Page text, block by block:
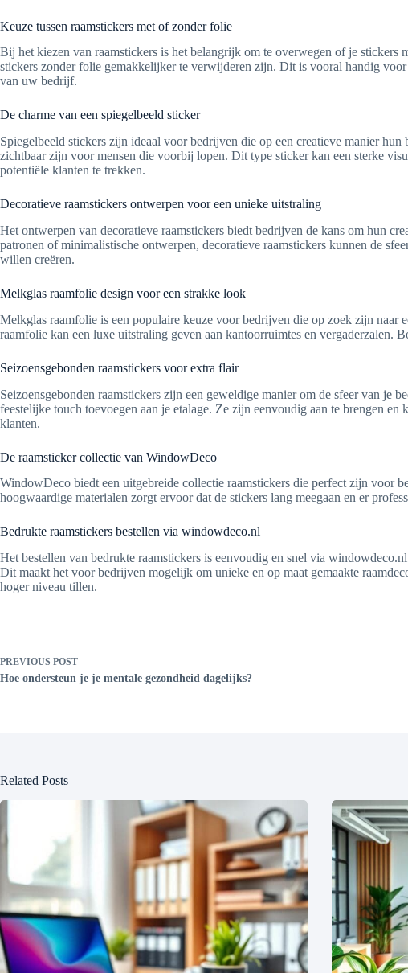
Keuze tussen raamstickers met of zonder folie
Bij het kiezen van raamstickers is het belangrijk om te overwegen of je
stickers zonder folie gemakkelijker te verwijderen zijn. Dit is vooral handig
van uw bedrijf.
De charme van een spiegelbeeld sticker
Spiegelbeeld stickers zijn ideaal voor bedrijven die op een creatieve manier
zichtbaar zijn voor mensen die voorbij lopen. Dit type sticker kan een sterke
potentiële klanten te trekken.
Decoratieve raamstickers ontwerpen voor een unieke uitstraling
Het ontwerpen van decoratieve raamstickers biedt bedrijven de kans om hun
patronen of minimalistische ontwerpen, decoratieve raamstickers kunnen de
willen creëren.
Melkglas raamfolie design voor een strakke look
Melkglas raamfolie is een populaire keuze voor bedrijven die op zoek zijn
raamfolie kan een luxe uitstraling geven aan kantoorruimtes en vergaderzalen.
Seizoensgebonden raamstickers voor extra flair
Seizoensgebonden raamstickers zijn een geweldige manier om de sfeer van je
feestelijke touch toevoegen aan je etalage. Ze zijn eenvoudig aan te brengen
klanten.
De raamsticker collectie van WindowDeco
WindowDeco biedt een uitgebreide collectie raamstickers die perfect zijn voor
hoogwaardige materialen zorgt ervoor dat de stickers lang meegaan en er
Bedrukte raamstickers bestellen via windowdeco.nl
Het bestellen van bedrukte raamstickers is eenvoudig en snel via
Dit maakt het voor bedrijven mogelijk om unieke en op maat gemaakte
hoger niveau tillen.
PREVIOUS POST
Hoe ondersteun je je mentale gezondheid dagelijks?
Related Posts